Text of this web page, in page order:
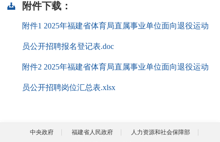
附件下载：
附件1 2025年福建省体育局直属事业单位面向退役运动
员公开招聘报名登记表.doc
附件2 2025年福建省体育局直属事业单位面向退役运动
员公开招聘岗位汇总表.xlsx
中央政府 福建省人民政府
人力资源和社会保障部